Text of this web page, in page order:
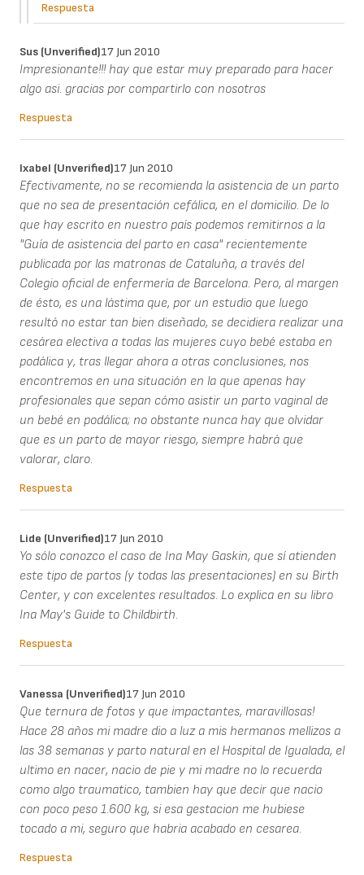
Respuesta
Sus (unverified)17 Jun 2010
Impresionante!!! hay que estar muy preparado para hacer
algo asi. gracias por compartirlo con nosotros
Respuesta
Ixabel (unverified)17 Jun 2010
Efectivamente, no se recomienda la asistencia de un parto
que no sea de presentación cefálica, en el domicilio. De lo
que hay escrito en nuestro país podemos remitirnos a la
"Guía de asistencia del parto en casa" recientemente
publicada por las matronas de Cataluña, a través del
Colegio oficial de enfermería de Barcelona. Pero, al margen
de ésto, es una lástima que, por un estudio que luego
resultó no estar tan bien diseñado, se decidiera realizar una
cesárea electiva a todas las mujeres cuyo bebé estaba en
podálica y, tras llegar ahora a otras conclusiones, nos
encontremos en una situación en la que apenas hay
profesionales que sepan cómo asistir un parto vaginal de
un bebé en podálica; no obstante nunca hay que olvidar
que es un parto de mayor riesgo, siempre habrá que
valorar, claro.
Respuesta
Lide (unverified)17 Jun 2010
Yo sólo conozco el caso de Ina May Gaskin, que sí atienden
este tipo de partos (y todas las presentaciones) en su Birth
Center, y con excelentes resultados. Lo explica en su libro
Ina May's Guide to Childbirth.
Respuesta
Vanessa (unverified)17 Jun 2010
Que ternura de fotos y que impactantes, maravillosas!
Hace 28 años mi madre dio a luz a mis hermanos mellizos a
las 38 semanas y parto natural en el Hospital de Igualada, el
ultimo en nacer, nacio de pie y mi madre no lo recuerda
como algo traumatico, tambien hay que decir que nacio
con poco peso 1.600 kg, si esa gestacion me hubiese
tocado a mi, seguro que habria acabado en cesarea.
Respuesta